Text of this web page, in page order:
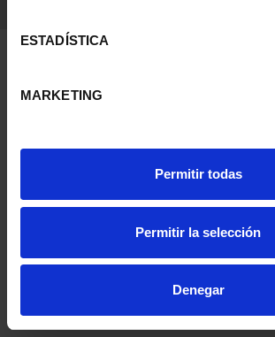
ESTADÍSTICA
MARKETING
Permitir todas
Permitir la selección
Denegar